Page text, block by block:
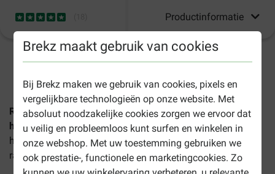
Brekz maakt gebruik van cookies
Bij Brekz maken we gebruik van cookies, pixels en
vergelijkbare technologieën op onze website. Met
absoluut noodzakelijke cookies zorgen we ervoor dat
u veilig en probleemloos kunt surfen en winkelen in
onze webshop. Met uw toestemming gebruiken we
ook prestatie-, functionele en marketingcookies. Zo
Productinformatie
1-3 werkdagen levertijd, tenzij anders aangegeven
Renske Graanvrij Super Premium vers bereid lam
hondenvoeris een complete voeding met verse lam als
hoofdingrediënt. Geschikt voor volwassen honden van alle
rassen, vanaf 3 maanden oud.